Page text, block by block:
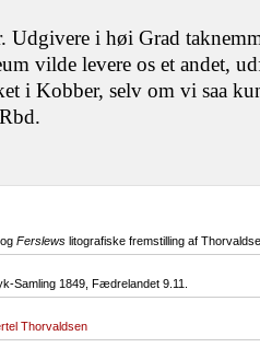
i høi Grad
vilde levere os et andet,
i Kobber, selv om vi saa
og Ferslews litografiske fremstilling af
Samling 1849, Fædrelandet 9.11.
Thorvaldsen